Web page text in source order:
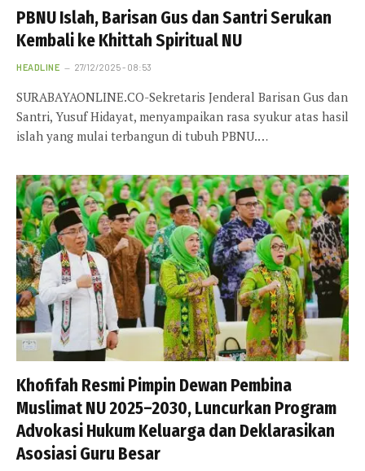
PBNU Islah, Barisan Gus dan Santri Serukan
Kembali ke Khittah Spiritual NU
HEADLINE 27/12/2025 - 08:53
SURABAYAONLINE.CO-Sekretaris Jenderal Barisan Gus dan
Santri, Yusuf Hidayat, menyampaikan rasa syukur atas hasil
islah yang mulai terbangun di tubuh PBNU.…
Khofifah Resmi Pimpin Dewan Pembina
Muslimat NU 2025–2030, Luncurkan Program
Advokasi Hukum Keluarga dan Deklarasikan
Asosiasi Guru Besar